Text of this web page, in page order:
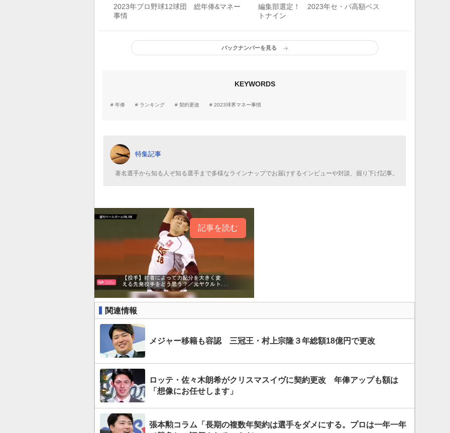
2023年プロ野球12球団 総年俸&マネー
事情
編集部選定！ 2023年セ・パ高額ベス
トナイン
バックナンバーを見る
KEYWORDS
年俸 ランキング 契約更改 2023球界マネー事情
特集記事
著名選手から知る人ぞ知る選手まで多様なラインナップでお届けするインビューや対談、掘り下げ記事。
記事を読む
関連情報
メジャー移籍も容認 三冠王・村上宗隆３年総額18億円で更改
ロッテ・佐々木朗希がクリスマスイヴに契約更改 年俸アップも額は
「想像にお任せします」
張本勲コラム「長期の複数年契約は選手をダメにする。プロは一年一年